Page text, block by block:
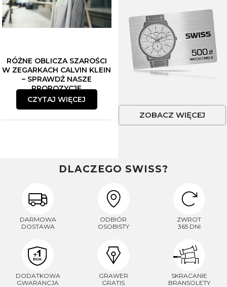
RÓŻNE OBLICZA SZAROŚCI
W ZEGARKACH CALVIN KLEIN
– SPRAWDŹ NASZE
PROPOZYCJE
CZYTAJ WIĘCEJ
ZOBACZ WIĘCEJ
DLACZEGO SWISS?
DARMOWA
DOSTAWA
ODBIÓR
OSOBISTY
ZWROT
365 DNI
DODATKOWA
GWARANCJA
GRAWER
GRATIS
SKRACANIE
BRANSOLETY